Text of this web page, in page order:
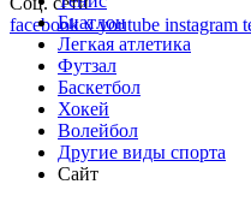
facebookxyoutube instagram
Биатлон
Легкая атлетика
Футзал
Баскетбол
Хокей
Волейбол
Другие виды спорта
Сайт